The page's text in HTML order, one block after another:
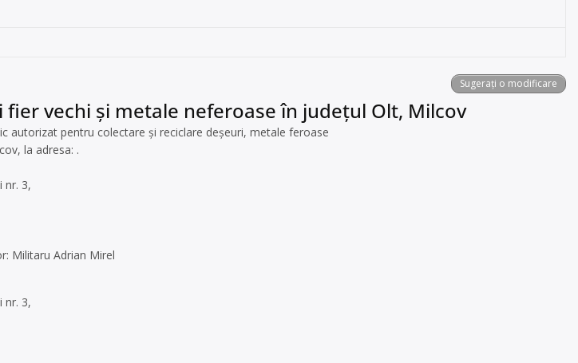
Sugerați o modificare
vechi și metale neferoase în județul Olt, Milcov
autorizat pentru colectare și reciclare deșeuri, metale feroase
la adresa: .
nr. 3,
Militaru Adrian Mirel
nr. 3,